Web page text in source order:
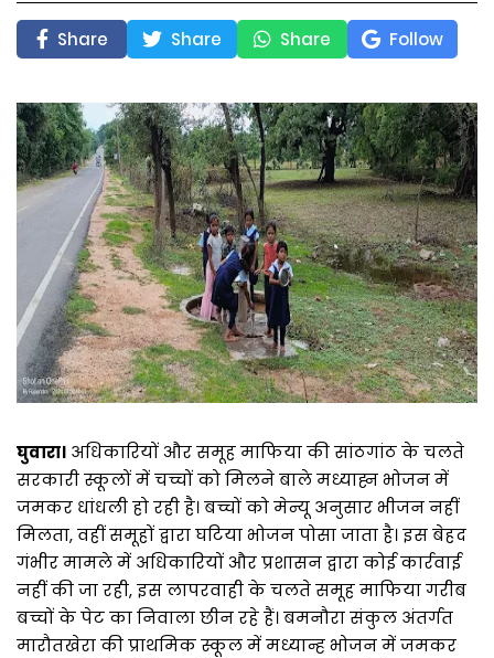
Share Share Share Follow
घुवारा। अधिकारियों और समूह माफिया की सांठगांठ के चलते
सरकारी स्कूलों में चच्चों को मिलने बाले मध्याह्न भोजन में
जमकर धांधली हो रही है। बच्चों को मेन्यू अनुसार भीजन नहीं
मिलता, वहीं समूहों द्वारा घटिया भोजन पोसा जाता है। इस बेहद
गंभीर मामले में अधिकारियों और प्रशासन द्वारा कोई कार्रवाई
नहीं की जा रही, इस लापरवाही के चलते समूह माफिया गरीब
बच्चों के पेट का निवाला छीन रहे हैं। बमनौरा संकुल अंतर्गत
मारौतखेरा की प्राथमिक स्कूल में मध्यान्ह भोजन में जमकर